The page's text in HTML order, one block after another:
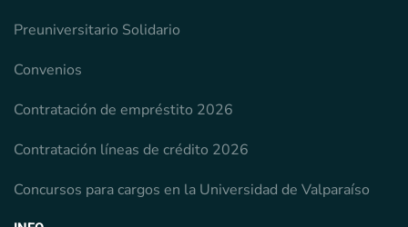
Preuniversitario Solidario
Convenios
Contratación de empréstito 2026
Contratación líneas de crédito 2026
Concursos para cargos en la Universidad de Valparaíso